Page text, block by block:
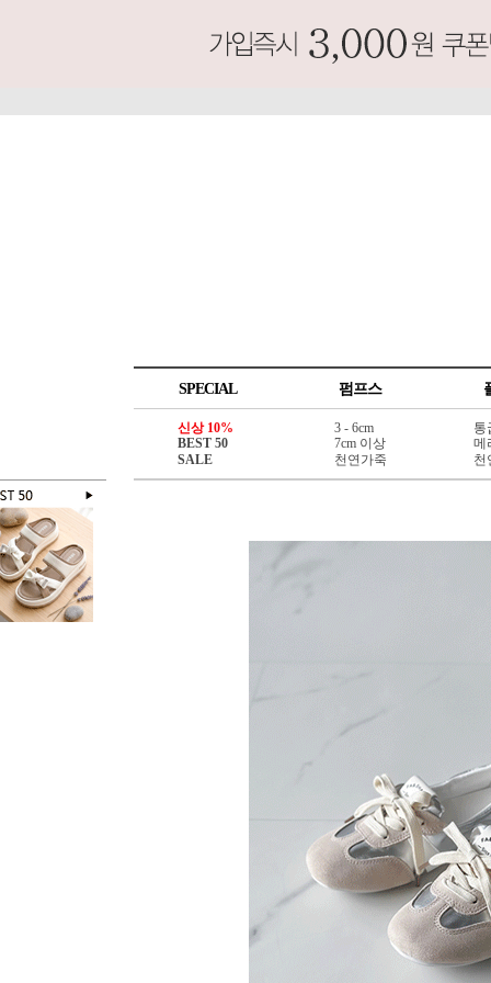
SPECIAL 펌프스
신상 10%
BEST 50
SALE
3 - 6cm
7cm 이상
천연가죽
통
메
천